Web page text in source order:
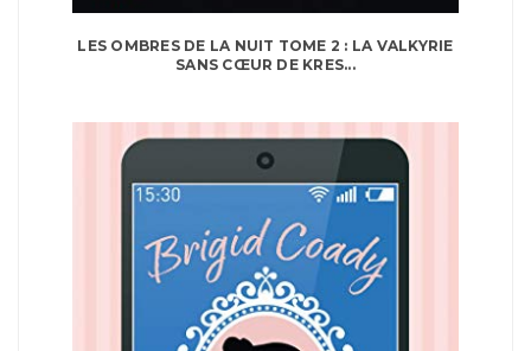
LES OMBRES DE LA NUIT TOME 2 : LA VALKYRIE
SANS CŒUR DE KRES...